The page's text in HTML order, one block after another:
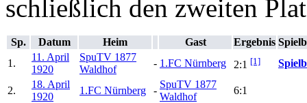
schließlich den zweiten
Sp. Datum Heim Gast Ergebnis
1.
11. April
1920
SpuTV 1877
Waldhof
- 1.FC Nürnberg 2:1 [1]
2.
18. April
1920
1.FC Nürnberg -
SpuTV 1877
Waldhof
6:1